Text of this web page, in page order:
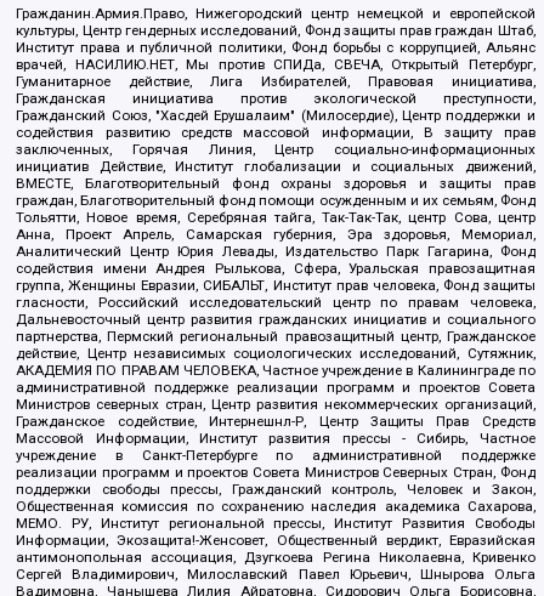
Гражданин.Армия.Право, Нижегородский центр немецкой и европейской
культуры, Центр гендерных исследований, Фонд защиты прав граждан Штаб,
Институт права и публичной политики, Фонд борьбы с коррупцией, Альянс
врачей, НАСИЛИЮ.НЕТ, Мы против СПИДа, СВЕЧА, Открытый Петербург,
Гуманитарное действие, Лига Избирателей, Правовая инициатива,
Гражданская инициатива против экологической преступности,
Гражданский Союз, "Хасдей Ерушалаим" (Милосердие), Центр поддержки и
содействия развитию средств массовой информации, В защиту прав
заключенных, Горячая Линия, Центр социально-информационных
инициатив Действие, Институт глобализации и социальных движений,
ВМЕСТЕ, Благотворительный фонд охраны здоровья и защиты прав
граждан, Благотворительный фонд помощи осужденным и их семьям, Фонд
Тольятти, Новое время, Серебряная тайга, Так-Так-Так, центр Сова, центр
Анна, Проект Апрель, Самарская губерния, Эра здоровья, Мемориал,
Аналитический Центр Юрия Левады, Издательство Парк Гагарина, Фонд
содействия имени Андрея Рылькова, Сфера, Уральская правозащитная
группа, Женщины Евразии, СИБАЛЬТ, Институт прав человека, Фонд защиты
гласности, Российский исследовательский центр по правам человека,
Дальневосточный центр развития гражданских инициатив и социального
партнерства, Пермский региональный правозащитный центр, Гражданское
действие, Центр независимых социологических исследований, Сутяжник,
АКАДЕМИЯ ПО ПРАВАМ ЧЕЛОВЕКА, Частное учреждение в Калининграде по
административной поддержке реализации программ и проектов Совета
Министров северных стран, Центр развития некоммерческих организаций,
Гражданское содействие, Интернешнл-Р, Центр Защиты Прав Средств
Массовой Информации, Институт развития прессы - Сибирь, Частное
учреждение в Санкт-Петербурге по административной поддержке
реализации программ и проектов Совета Министров Северных Стран, Фонд
поддержки свободы прессы, Гражданский контроль, Человек и Закон,
Общественная комиссия по сохранению наследия академика Сахарова,
МЕМО. РУ, Институт региональной прессы, Институт Развития Свободы
Информации, Экозащита!-Женсовет, Общественный вердикт, Евразийская
антимонопольная ассоциация, Дзугкоева Регина Николаевна, Кривенко
Сергей Владимирович, Милославский Павел Юрьевич, Шнырова Ольга
Вадимовна, Чанышева Лилия Айратовна, Сидорович Ольга Борисовна,